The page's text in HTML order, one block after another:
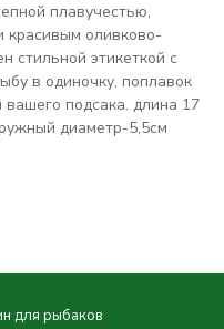
плавучестью,
оливково-
стильной этикеткой с
в одиночку, поплавок
подсака. длина 17
диаметр-5,5см
для рыбаков